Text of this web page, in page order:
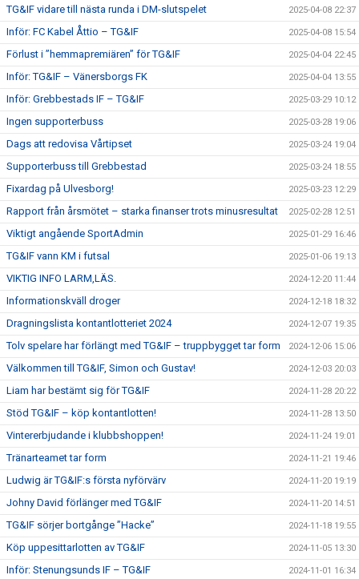
TG&IF vidare till nästa runda i DM-slutspelet 2025-04-08 22:37
Inför: FC Kabel Åttio – TG&IF 2025-04-08 15:54
Förlust i ”hemmapremiären” för TG&IF 2025-04-04 22:45
Inför: TG&IF – Vänersborgs FK 2025-04-04 13:55
Inför: Grebbestads IF – TG&IF 2025-03-29 10:12
Ingen supporterbuss 2025-03-28 19:06
Dags att redovisa Vårtipset 2025-03-24 19:04
Supporterbuss till Grebbestad 2025-03-24 18:55
Fixardag på Ulvesborg! 2025-03-23 12:29
Rapport från årsmötet – starka finanser trots minusresultat 2025-02-28 12:51
Viktigt angående SportAdmin 2025-01-29 16:46
TG&IF vann KM i futsal 2025-01-06 19:13
VIKTIG INFO LARM,LÄS. 2024-12-20 11:44
Informationskväll droger 2024-12-18 18:32
Dragningslista kontantlotteriet 2024 2024-12-07 19:35
Tolv spelare har förlängt med TG&IF – truppbygget tar form 2024-12-06 15:06
Välkommen till TG&IF, Simon och Gustav! 2024-12-03 20:03
Liam har bestämt sig för TG&IF 2024-11-28 20:22
Stöd TG&IF – köp kontantlotten! 2024-11-28 13:50
Vintererbjudande i klubbshoppen! 2024-11-24 19:01
Tränarteamet tar form 2024-11-21 19:46
Ludwig är TG&IF:s första nyförvärv 2024-11-20 19:19
Johny David förlänger med TG&IF 2024-11-20 14:51
TG&IF sörjer bortgånge ”Hacke” 2024-11-18 19:55
Köp uppesittarlotten av TG&IF 2024-11-05 13:30
Inför: Stenungsunds IF – TG&IF 2024-11-01 16:34